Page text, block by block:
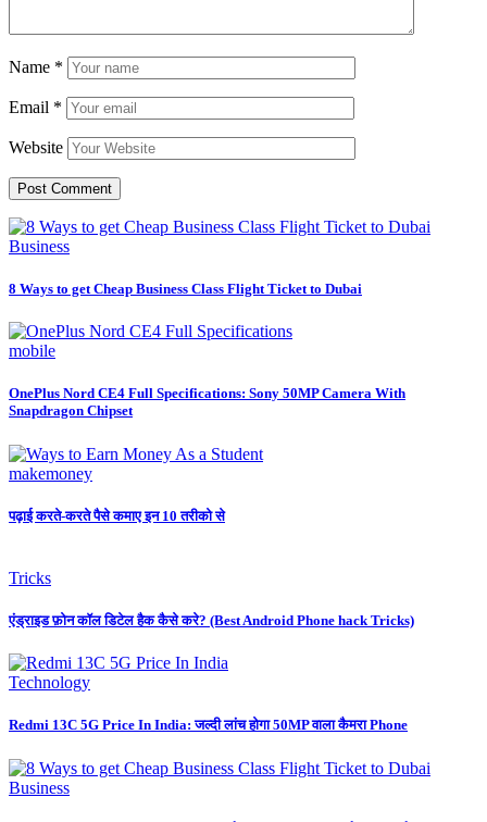
Name *
Email *
Website
Business
8 Ways to get Cheap Business Class Flight Ticket to Dubai
mobile
OnePlus Nord CE4 Full Specifications: Sony 50MP Camera With
Snapdragon Chipset
makemoney
पढ़ाई करते-करते पैसे कमाए इन 10 तरीको से
Tricks
एंड्राइड फ़ोन कॉल डिटेल हैक कैसे करे? (Best Android Phone hack Tricks)
Technology
Redmi 13C 5G Price In India: जल्दी लांच होगा 50MP वाला कैमरा Phone
Business